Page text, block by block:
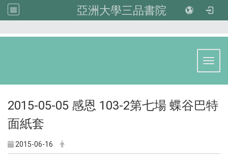
亞洲大學三品書院
2015-05-05 感恩 103-2第七場 蝶谷巴特
面紙套
2015-06-16